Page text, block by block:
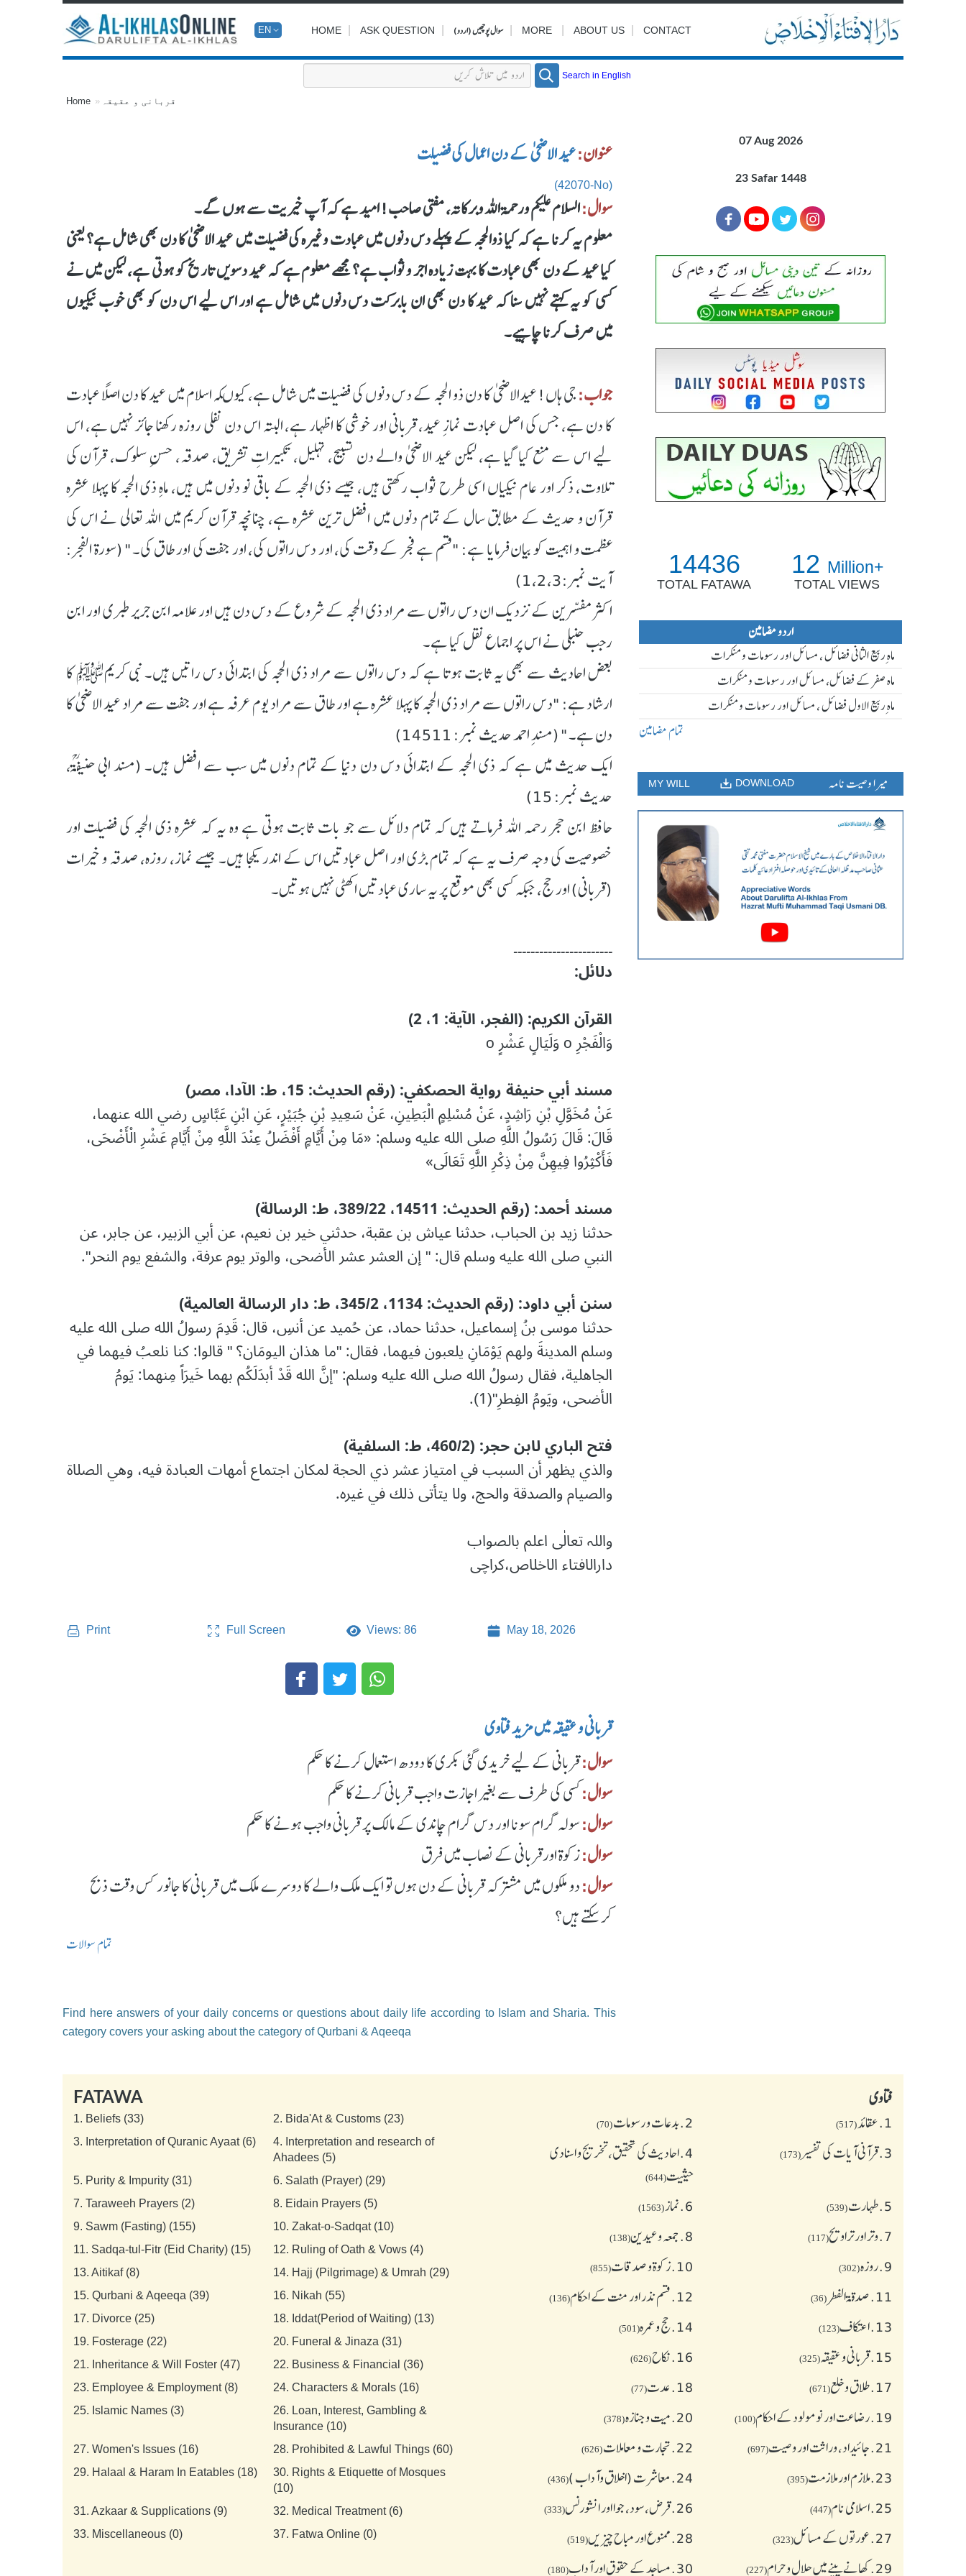
EN HOME ASK QUESTION سوال پوچھیں (اردو) MORE ABOUT US CONTACT
Search in English
Home قربانی و عقیقہ
عنوان:عید الاضحیٰ کے دن اعمال کی فضیلت
(42070-No)
سوال:السلام عليكم ورحمة الله وبركاته، مفتی صاحب! امید ہے کہ آپ خیریت سے ہوں گے۔
معلوم یہ کرنا ہے کہ کیا ذوالحجہ کے پہلے دس دنوں میں عبادت وغیرہ کی فضیلت میں عید الاضحیٰ کا دن بھی شامل ہے؟ یعنی
کیا عید کے دن بھی عبادت کا بہت زیادہ اجر و ثواب ہے؟ مجھے معلوم ہے کہ عید دسویں تاریخ کو ہوتی ہے، لیکن میں نے
کسی کو یہ کہتے نہیں سنا کہ عید کا دن بھی ان بابرکت دس دنوں میں شامل ہے اور اس لیے اس دن کو بھی خوب نیکیوں
میں صرف کرنا چاہیے۔
جواب:جی ہاں! عیدالاضحیٰ کا دن ذو الحجہ کے دس دنوں کی فضیلت میں شامل ہے، کیوںکہ اسلام میں عید کا دن اصلاً عبادت
کا دن ہے، جس کی اصل عبادت نمازِ عید، قربانی اور خوشی کا اظہار ہے، البتہ اس دن نفلی روزہ رکھنا جائز نہیں ہے، اس
لیے اس سے منع کیا گیا ہے، لیکن عید الاضحی والے دن تسبیح، تہلیل، تکبیراتِ تشریق، صدقہ، حسنِ سلوک، قرآن کی
تلاوت، ذکر اور عام نیکیاں اسی طرح ثواب رکھتی ہیں، جیسے ذی الحجہ کے باقی نو دنوں میں ہیں، ماہِ ذی الحجہ کا پہلا عشرہ
قرآن و حدیث کے مطابق سال کے تمام دنوں میں افضل ترین عشرہ ہے، چنانچہ قرآن کریم میں اللہ تعالی نے اس کی
عظمت و اہمیت کو بیان فرمایا ہے: "قسم ہے فجر کے وقت کی، اور دس راتوں کی، اور جفت کی اور طاق کی۔" (سورۃ الفجر:
آیت نمبر:1،2،3)
اکثر مفسّرین کے نزدیک ان دس راتوں سے مراد ذی الحجہ کے شروع کے دس دن ہیں اور علامہ ابن جریر طبری اور ابن
رجب حنبلی نے اس پر اجماع نقل کیا ہے۔
بعض احادیث سے بھی یہ ثابت ہوتا ہے کہ دس راتوں سے مراد ذی الحجہ کی ابتدائی دس راتیں ہیں۔ نبی کریمﷺ کا
ارشاد ہے: "دس راتوں سے مراد ذی الحجہ کا پہلا عشرہ ہے اور طاق سے مراد یوم عرفہ ہے اور جفت سے مراد عید الاضحی کا
دن ہے۔" (مسندِ احمد حدیث نمبر: 14511)
ایک حدیث میں ہے کہ ذی الحجہ کے ابتدائی دس دن دنیا کے تمام دنوں میں سب سے افضل ہیں۔ (مسند ابی حنیفۃؒ،
حدیث نمبر: 15)
حافظ ابن حجر رحمہ اللہ فرماتے ہیں کہ تمام دلائل سے جو بات ثابت ہوتی ہے وہ یہ کہ عشرہ ذی الحجہ کی فضیلت اور
خصوصیت کی وجہ صرف یہ ہے کہ تمام بڑی اور اصل عبادتیں اس کے اندر یکجا ہیں۔ جیسے نماز، روزہ، صدقہ و خیرات
(قربانی) اور حج، جبکہ کسی بھی موقع پر یہ ساری عبادتیں اکھٹی نہیں ہوتیں۔
۔۔۔۔۔۔۔۔۔۔۔۔۔۔۔۔۔۔۔۔۔۔۔
دلائل:
القرآن الكريم: (الفجر، الآية: 1، 2)
وَالْفَجْرِ o وَلَيَالٍ عَشْرٍ o
مسند أبي حنيفة رواية الحصكفي: (رقم الحديث: 15، ط: الآدا، مصر)
عَنْ مُخَوَّلِ بْنِ رَاشِدٍ، عَنْ مُسْلِمٍ الْبَطِينِ، عَنْ سَعِيدِ بْنِ جُبَيْرٍ، عَنِ ابْنِ عَبَّاسٍ رضي الله عنهما،
قَالَ: قَالَ رَسُولُ اللَّهِ صلى الله عليه وسلم: «مَا مِنْ أَيَّامٍ أَفْضَلُ عِنْدَ اللَّهِ مِنْ أَيَّامِ عَشْرِ الْأَضْحَى،
فَأَكْثِرُوا فِيهِنَّ مِنْ ذِكْرِ اللَّهِ تَعَالَى»
مسند أحمد: (رقم الحديث: 14511، 389/22، ط: الرسالة)
حدثنا زيد بن الحباب، حدثنا عياش بن عقبة، حدثني خير بن نعيم، عن أبي الزبير، عن جابر، عن
النبي صلى الله عليه وسلم قال: " إن العشر عشر الأضحى، والوتر يوم عرفة، والشفع يوم النحر".
سنن أبي داود: (رقم الحديث: 1134، 345/2، ط: دار الرسالة العالمية)
حدثنا موسى بنُ إسماعيل، حدثنا حماد، عن حُميد عن أنسِ، قال: قَدِمَ رسولُ الله صلى الله عليه
وسلم المدينةَ ولهم يَوْمَانِ يلعبون فيهما، فقال: "ما هذان اليومَان؟ " قالوا: كنا نلعبُ فيهما في
الجاهلية، فقال رسولُ الله صلى الله عليه وسلم: "إنَّ الله قَدْ أبدَلَكُم بهما خَيرَاً مِنهما: يَومُ
الأضحى، ويَومُ الفِطرِ"(1).
فتح الباري لابن حجر: (460/2، ط: السلفية)
والذي يظهر أن السبب في امتياز عشر ذي الحجة لمكان اجتماع أمهات العبادة فيه، وهي الصلاة
والصيام والصدقة والحج، ولا يتأتى ذلك في غيره.
واللہ تعالٰی اعلم بالصواب
دارالافتاء الاخلاص،کراچی
Print Full Screen Views: 86 May 18, 2026
قربانی و عقیقہ میں مزید فتاوی
سوال:قربانی کے لیے خریدی گئی بکری کا دودھ استعمال کرنے کا حکم
سوال:کسی کی طرف سے بغیر اجازت واجب قربانی کرنے کا حکم
سوال:سولہ گرام سونا اور دس گرام چاندی کے مالک پر قربانی واجب ہونے کا حکم
سوال:زکوة اورقربانی کے نصاب میں فرق
سوال:دو ملکوں میں مشترکہ قربانی کے دن ہوں تو ایک ملک والے کا دوسرے ملک میں قربانی کا جانور کس وقت ذبح
کرسکتے ہیں؟
تمام سوالات
Find here answers of your daily concerns or questions about daily life according to Islam and Sharia. This
category covers your asking about the category of Qurbani & Aqeeqa
07 Aug 2026
23 Safar 1448
14436
TOTAL FATAWA
12 Million+
TOTAL VIEWS
اردو مضامین
ماہ ِربیع الثانی فضائل ، مسائل اور رسومات و منکرات
ماہ صفر کے فضائل، مسائل اور رسومات و منکرات
ماہ ِربیع الاول فضائل ، مسائل اور رسومات و منکرات
تمام مضامین
MY WILL DOWNLOAD میرا وصیت نامہ
فتاوی
1. عقائد(517)
2. بدعات و رسومات(70)
3. قرآنی آیات کی تفسیر(173)
4. احادیث کی تحقیق، تخریج و اسنادی
حیثیت(644)
5. طهارت(539)
6. نماز(1563)
7. وتر اور تراویح(117)
8. جمعہ وعیدین(138)
9. روزہ(302)
10. زکوة و صدقات(855)
11. صدقۃ الفطر (36)
12. قسم نذر اور منت کے احکام(136)
13. اعتکاف(123)
14. حج و عمرہ(501)
15. قربانی و عقیقہ(325)
16. نکاح(626)
17. طلاق و خلع(671)
18. عدت(77)
19. رضاعت اور نومولود کے احکام(100)
20. میت و جنازہ(378)
21. جائیداد، وراثت اور وصیت(697)
22. تجارت و معاملات(626)
23. ملازم اور ملازمت(395)
24. معاشرت (اخلاق وآداب )(436)
25. اسلامی نام(447)
26. قرض،سود، جوا اور انشورنس(333)
27. عورتوں کے مسائل(323)
28. ممنوع اور مباح چیز یں(519)
29. کھانے پینے میں حلال و حرام(227)
30. مساجد کے حقوق اور آداب(180)
FATAWA
1. Beliefs (33) 2. Bida'At & Customs (23)
3. Interpretation of Quranic Ayaat (6) 4. Interpretation and research of
Ahadees (5)
5. Purity & Impurity (31) 6. Salath (Prayer) (29)
7. Taraweeh Prayers (2) 8. Eidain Prayers (5)
9. Sawm (Fasting) (155) 10. Zakat-o-Sadqat (10)
11. Sadqa-tul-Fitr (Eid Charity) (15) 12. Ruling of Oath & Vows (4)
13. Aitikaf (8) 14. Hajj (Pilgrimage) & Umrah (29)
15. Qurbani & Aqeeqa (39) 16. Nikah (55)
17. Divorce (25) 18. Iddat(Period of Waiting) (13)
19. Fosterage (22) 20. Funeral & Jinaza (31)
21. Inheritance & Will Foster (47) 22. Business & Financial (36)
23. Employee & Employment (8) 24. Characters & Morals (16)
25. Islamic Names (3) 26. Loan, Interest, Gambling &
Insurance (10)
27. Women's Issues (16) 28. Prohibited & Lawful Things (60)
29. Halaal & Haram In Eatables (18) 30. Rights & Etiquette of Mosques
(10)
31. Azkaar & Supplications (9) 32. Medical Treatment (6)
33. Miscellaneous (0) 37. Fatwa Online (0)